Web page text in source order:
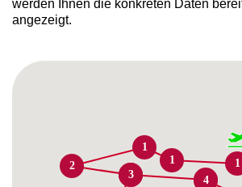
werden Ihnen die konkreten Daten
angezeigt.
1
1
1
2
2
3 4
4